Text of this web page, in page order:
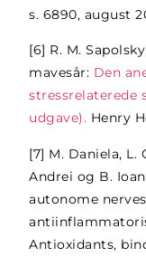
s. 6890, august
[6] R. M.
mavesår: Den
stressrelaterede
udgave). Henry
[7] M. Daniela, L.
Andrei og B.
autonome
Antioxidants,